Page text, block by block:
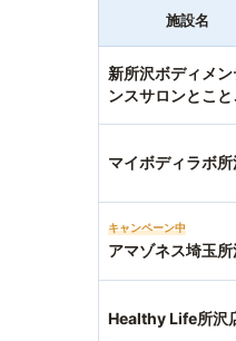
施設名
新所沢ボディメ
ンスサロンとこと
マイボディラボ
キャンペーン中
アマゾネス埼玉
Healthy Life所沢